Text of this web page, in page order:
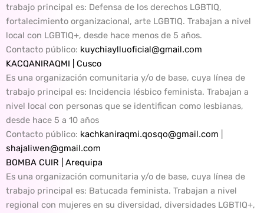
trabajo principal es: Defensa de los derechos LGBTIQ,
fortalecimiento organizacional, arte LGBTIQ. Trabajan a nivel
local con LGBTIQ+, desde hace menos de 5 años.
Contacto público: kuychiaylluoficial@gmail.com
KACQANIRAQMI | Cusco
Es una organización comunitaria y/o de base, cuya línea de
trabajo principal es: Incidencia lésbico feminista. Trabajan a
nivel local con personas que se identifican como lesbianas,
desde hace 5 a 10 años
Contacto público: kachkaniraqmi.qosqo@gmail.com
shajaliwen@gmail.com
BOMBA CUIR | Arequipa
Es una organización comunitaria y/o de base, cuya línea de
trabajo principal es: Batucada feminista. Trabajan a nivel
regional con mujeres en su diversidad, diversidades LGBTIQ+,